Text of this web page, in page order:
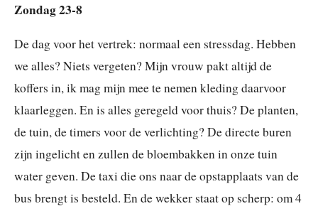
Zondag 23-8
De dag voor het vertrek: normaal een stressdag. Hebben
we alles? Niets vergeten? Mijn vrouw pakt altijd de
koffers in, ik mag mijn mee te nemen kleding daarvoor
klaarleggen. En is alles geregeld voor thuis? De planten,
de tuin, de timers voor de verlichting? De directe buren
zijn ingelicht en zullen de bloembakken in onze tuin
water geven. De taxi die ons naar de opstapplaats van de
bus brengt is besteld. En de wekker staat op scherp: om 4